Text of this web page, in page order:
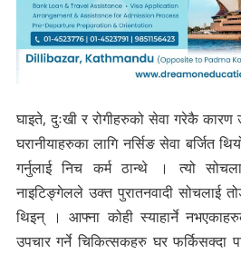
घाइते, दुःखी र रोगीहरुको सेवा गरेकै कारण
घरानीयाहरुका लागि नर्सिङ सेवा बर्जित
गर्नुलाई निच कर्म ठान्थे । त्यो
नाइटिङ्गेलले उक्त पुरातनवादी सोचलाई
थिइन् । आफ्ना कोही स्याहार्ने
उपचार गर्ने चिकित्सकहरु घर फर्किसक्दा